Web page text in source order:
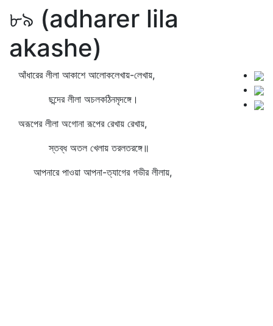
৮৯ (adharer lila
akashe)
আঁধারের লীলা আকাশে আলোকলেখায়-লেখায়,
ছন্দের লীলা অচলকঠিনমৃদঙ্গে।
অরূপের লীলা অগোনা রূপের রেখায় রেখায়,
স্তব্ধ অতল খেলায় তরলতরঙ্গে॥
আপনারে পাওয়া আপনা-ত্যাগের গভীর লীলায়,